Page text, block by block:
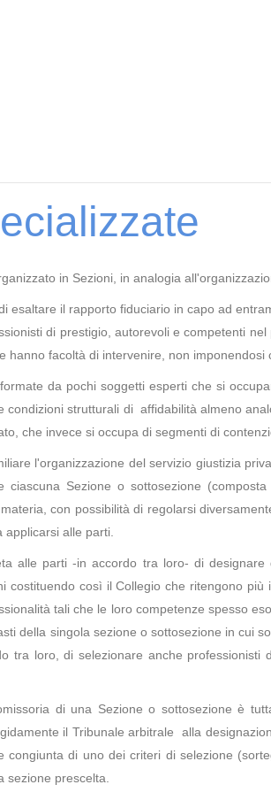
in Sezioni, in analogia
esaltare il rapporto fiduciario in capo ad
di prestigio, autorevoli e competenti
hanno facoltà di intervenire, non
da pochi soggetti esperti che si
condizioni strutturali di affidabilità almeno
che invece si occupa di segmenti di
l'organizzazione del servizio giustizia
Sezione o sottosezione
con possibilità di regolarsi
alle parti.
alle parti -in accordo tra loro- di
costituendo così il Collegio che ritengono
tali che le loro competenze spesso
della singola sezione o sottosezione in cui
tra loro, di selezionare anche professionisti
di una Sezione o sottosezione è
il Tribunale arbitrale alla
congiunta di uno dei criteri di selezione
sezione prescelta.